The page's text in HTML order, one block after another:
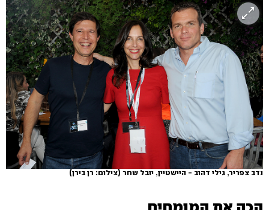
נדב צפריר, גילי דהוב - היישטיין, יובל שחר (צילום: רן בירן)